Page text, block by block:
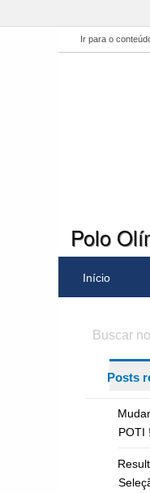
Ir para o
Polo
Início
Posts
POTI !